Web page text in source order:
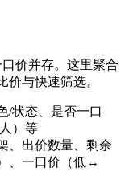
价并存。这里聚合
价与快速筛选。
/状态、是否一口
）等
、出价数量、剩余
、一口价（低↔